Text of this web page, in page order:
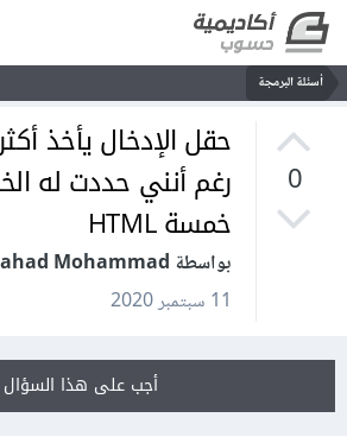
أسئلة البرمجة
0
خمسة HTML
بواسطة Shahad Mohammad
11 سبتمبر 2020
أجب على هذا السؤال